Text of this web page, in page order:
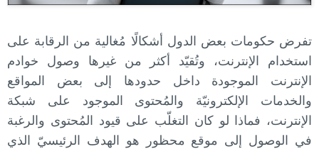
تفرض حكومات بعض الدول أشكالًا مُغالية من الرقابة على
استخدام الإنترنت، وتُقيّد أكثر من غيرها وصول خوادم
الإنترنت الموجودة داخل حدودها إلى بعض المواقع
والخدمات الإلكترونيّة والمُحتوى الموجود على شبكة
الإنترنت، فماذا لو كان التغلّب على قيود المُحتوى والرغبة
في الوصول إلى موقع محظور هو الهدف الرئيسيّ الذي